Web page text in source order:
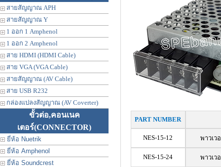
สายสัญญาณ APH
สายสัญญาณ Y
1 ออก 1 Amphenol
1 ออก 2 Amphenol
สาย HDMI (HDMI Cable)
สาย VGA (VGA Cable)
สายสัญญาณ (AV Cable)
สาย USB R232
กล่องแปลงสัญญาณ (AV Coverter)
ขั้วต่อ,คอนเนค
เตอร์(CONNECTOR)
ยี่ห้อ Nuetrik
ยี่ห้อ Amphenol
ยี่ห้อ Soundcrest
PART NUMBER
NES-15-12 พาวเว
NES-15-24 พาวเว